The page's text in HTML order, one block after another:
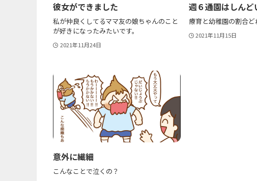
彼女ができました
私が仲良くしてるママ友の娘ちゃんのこと
が好きになったみたいです。
2021年11月24日
週６通園はしんど
療育と幼稚園の割合ど
2021年11月15日
意外に繊細
こんなことで泣くの？